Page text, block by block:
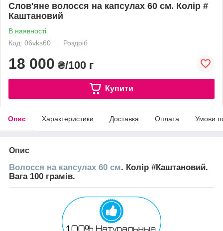
Слов'яне волосся на капсулах 60 см. Колір #
Каштановий
В наявності
Код: 06vks60
Роздріб
18 000 ₴/100 г
Купити
Опис Характеристики Доставка Оплата Умови
Опис
Волосся на капсулах 60 см. Колір #Каштановий.
Вага 100 грамів.